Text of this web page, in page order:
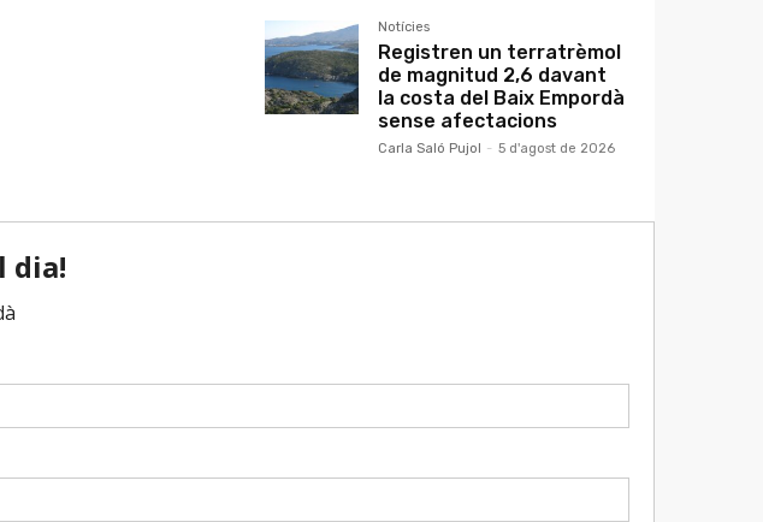
Notícies
Registren un terratrèmol
de magnitud 2,6 davant
la costa del Baix Empordà
sense afectacions
Carla Saló Pujol - 5 d'agost de 2026